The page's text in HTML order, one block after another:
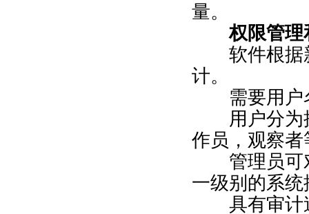
量。
权限管理
软件根据新
计。
需要用户
用户分为操
作员，观察
管理员可对
一级别的系
具有审计追